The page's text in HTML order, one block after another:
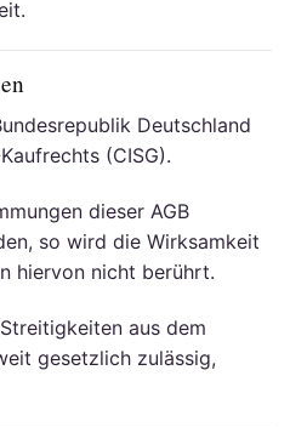
Deutschland
(CISG).
dieser AGB
so wird die Wirksamkeit
hiervon nicht berührt.
aus dem
gesetzlich zulässig,